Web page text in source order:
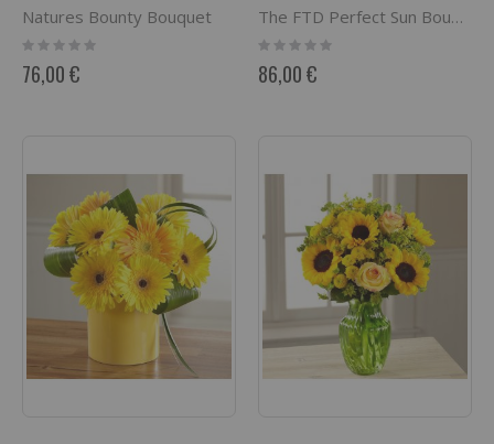
Natures Bounty Bouquet
Rating:
76,00 €
The FTD Perfect Sun Bouquet
Rating:
86,00 €